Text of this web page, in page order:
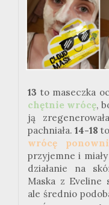
13 to maseczka
chętnie wrócę,
ją
pachniała.14-18
wrócę
przyjemne i
działanie na
Maska z Eveline
ale średnio